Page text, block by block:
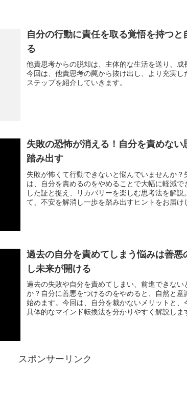
自分の行動に責任を取る覚悟を持つと
る
他責思考からの脱却は、主体的な生活を送り、成
今回は、他責思考の罠から抜け出し、より充実し
ステップを紹介していきます。
失敗の恐怖が消える！自分を責めない
踏み出す
失敗が怖くて行動できないと悩んでいませんか？
は、自分を責めるのをやめることで大幅に軽減で
した証と捉え、リカバリーを楽しむ思考法を解説
て、不安を解消し一歩を踏み出すヒントをお届け
過去の自分を責めてしまう悩みは善悪
し未来が開ける
過去の失敗や自分を責めてしまい、前進できない
か？自分に善悪をつけるのをやめると、自然と意
始めます。今回は、自分を裁かないメリットと、
具体的なマインド転換法を分かりやすく解説しま
スポンサーリンク